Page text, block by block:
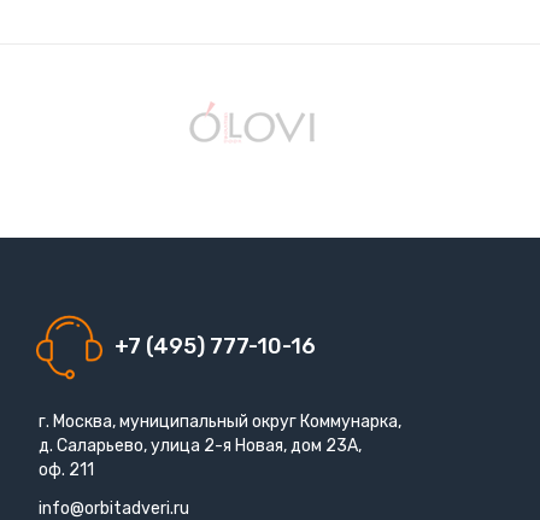
+7 (495) 777-10-16
г. Москва, муниципальный округ Коммунарка,
д. Саларьево, улица 2-я Новая, дом 23А,
оф. 211
info@orbitadveri.ru